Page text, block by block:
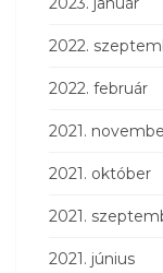
2022.
2022. február
2021.
2021. október
2021.
2021. június